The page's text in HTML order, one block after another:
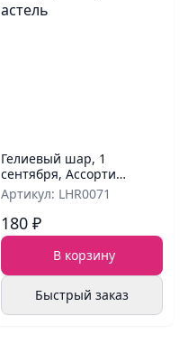
Гелиевый шар, 1
сентября, Ассорти
Пастель
Артикул: LHR0071
180 ₽
В корзину
Быстрый заказ